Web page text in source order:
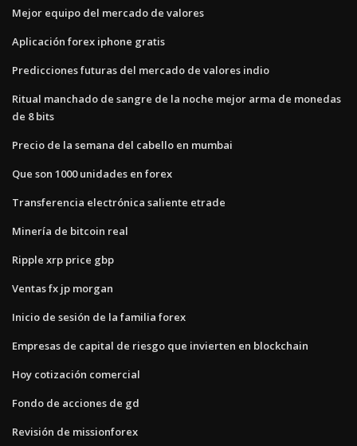
Mejor equipo del mercado de valores
Aplicación forex iphone gratis
Predicciones futuras del mercado de valores indio
Ritual manchado de sangre de la noche mejor arma de monedas
de 8 bits
Precio de la semana del cabello en mumbai
Que son 1000 unidades en forex
Transferencia electrónica saliente etrade
Minería de bitcoin real
Ripple xrp price gbp
Ventas fx jp morgan
Inicio de sesión de la familia forex
Empresas de capital de riesgo que invierten en blockchain
Hoy cotización comercial
Fondo de acciones de gd
Revisión de missionforex